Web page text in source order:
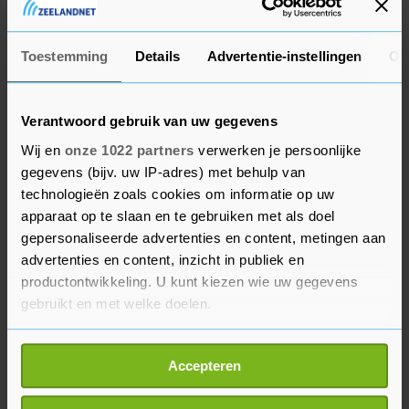
Toestemming Details Advertentie-instellingen
Verantwoord gebruik van uw gegevens
Wij en onze 1022 partners verwerken je persoonlijke
gegevens (bijv. uw IP-adres) met behulp van
technologieën zoals cookies om informatie op uw
apparaat op te slaan en te gebruiken met als doel
gepersonaliseerde advertenties en content, metingen aan
advertenties en content, inzicht in publiek en
productontwikkeling. U kunt kiezen wie uw gegevens
gebruikt en met welke doelen.
Als u het toestaat, willen we ook graag:
Informatie verzamelen over uw geografische
locatie, die tot een paar meter nauwkeurig kan zijn
Accepteren
via sociale media tot zich. Met name Facebook
wordt gebruikt voor nieuws. Vooral onder
jongeren wordt Instagram populairder voor het
gebruik van nieuws. Van de 18- tot en met 24-
jarigen wordt 35 procent door Instagram op de
hoogte gehouden.
Het commissariaat signaleert de trend dat
rechtstreekse toegang tot een nieuwsapp of -site
afneemt en nieuws vaker via indirecte toegang,
zoals nieuwsverzamelsites, meldingen en
zoekmachines wordt geconsumeerd. Deze
verandering is met name zichtbaar onder
jongeren. De toegang tot nieuws wordt dus steeds
meer bepaald door gepersonaliseerde meldingen
of door de tussenkomst van een